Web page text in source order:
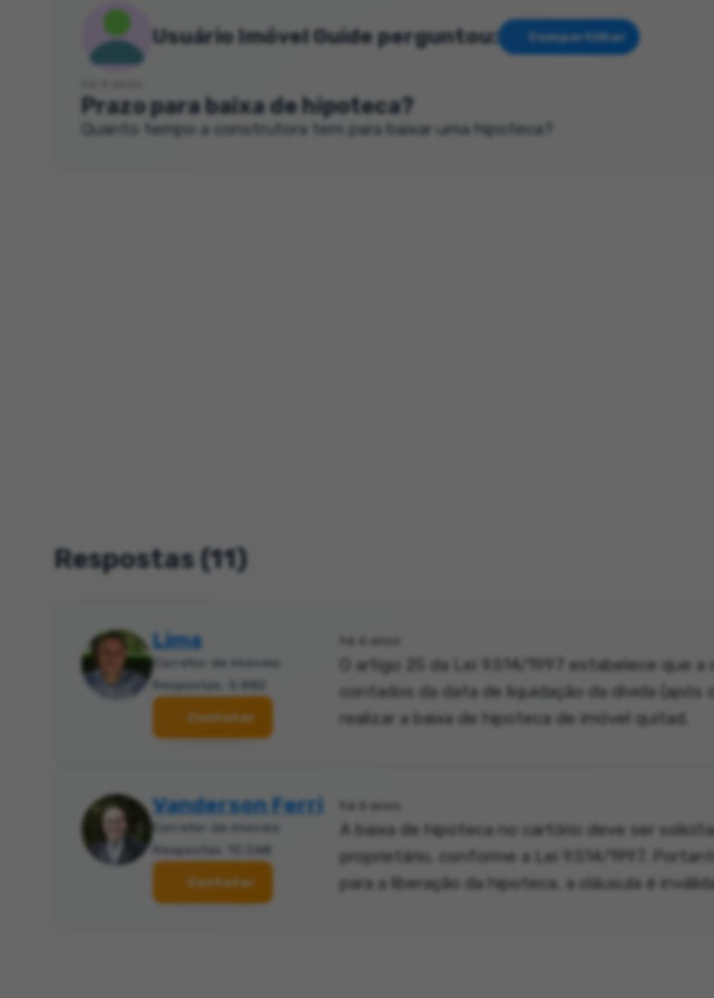
Usuário Imóvel Guide perguntou: Compartilhar
Prazo para baixa de hipoteca?
Quanto tempo a construtora tem para baixar uma hipoteca?
Respostas (11)
Lima
Corretor de imóveis
Respostas: 5.882
Contatar
há 6 anos
O artigo 25 da Lei 9.514/1997 estabelece que
contados da data de liquidação da dívida
realizar a baixa de hipoteca de imóvel quitad.
Vanderson Ferri
Corretor de imóveis
Respostas: 10.068
Contatar
há 6 anos
A baixa de hipoteca no cartório deve ser
proprietário, conforme a Lei 9.514/1997.
para a liberação da hipoteca, a cláusula é